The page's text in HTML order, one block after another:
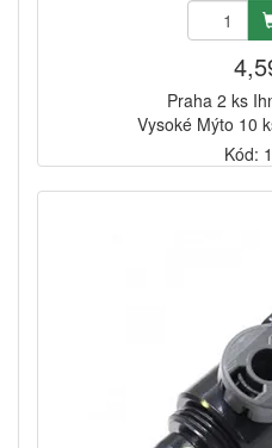
Praha 2 ks
Vysoké Mýto 10
Kód: